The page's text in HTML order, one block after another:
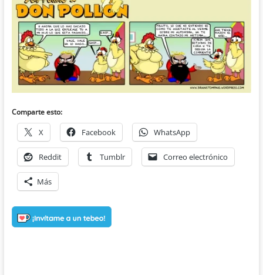
Comparte esto:
X Facebook WhatsApp
Reddit Tumblr Correo electrónico
Más